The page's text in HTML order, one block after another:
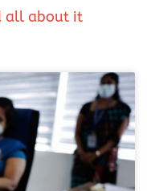
all about it